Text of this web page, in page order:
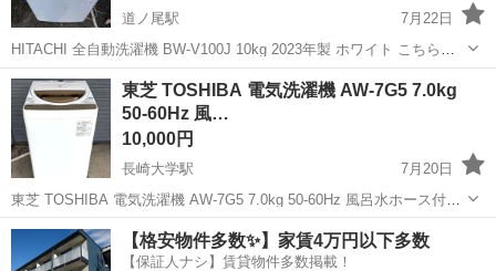
道ノ尾駅
7月22日
HITACHI 全自動洗濯機 BW-V100J 10kg 2023年製 ホワイト こちらの
商品は直接引取限定とさせて頂きます。 幅 608mm 奥行き 610mm 高
さ1030mm 標準使用水量 103L 標準水量 62...
長崎 長崎市 道ノ尾駅 生活家電
東芝 TOSHIBA 電気洗濯機 AW-7G5 7.0kg
50-60Hz 風…
10,000円
長崎大学駅
7月20日
東芝 TOSHIBA 電気洗濯機 AW-7G5 7.0kg 50-60Hz 風呂水ホース付属
動作OK 家電 ホワイト 全自動電気洗濯機 洗濯機 家庭用家電 ◆メーカ
ー：東芝 ◆サイズ【素人採寸のため若干の誤差は...
長崎 長崎市 長崎大学駅 生活家電 東芝
【格安物件多数✨】家賃4万円以下多数
【保証人ナシ】賃貸物件多数掲載！